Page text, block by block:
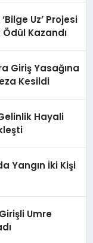
Uz’ Projesi
Kazandı
Giriş Yasağına
Kesildi
Hayali
Yangın İki Kişi
Umre